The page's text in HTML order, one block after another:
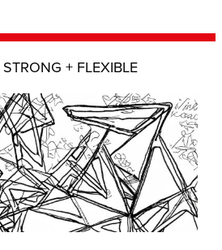
STRONG + FLEXIBLE